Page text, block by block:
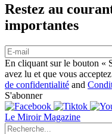
Restez au
importantes
En cliquant sur le bouton «
avez lu et que vous
de confidentialité and
S'abonner
Le Miroir Magazine